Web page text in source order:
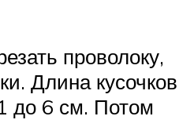
проволоку,
Длина кусочков
до 6 см. Потом